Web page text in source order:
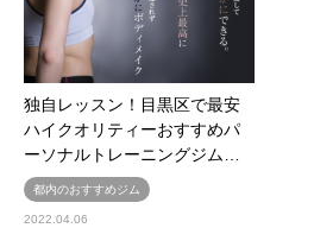
独自レッスン！目黒区で最安
ハイクオリティーおすすめパ
ーソナルトレーニングジム…
都内のおすすめジム
2022.04.06